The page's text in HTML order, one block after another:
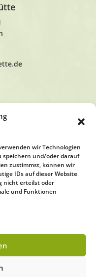
wir Technologien
speichern und/oder darauf
zustimmst, können wir
IDs auf dieser Website
nicht erteilst oder
und Funktionen